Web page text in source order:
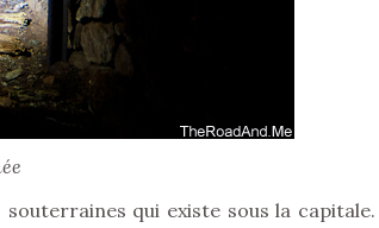
qui existe sous la